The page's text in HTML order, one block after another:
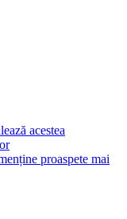
acestea
proaspete mai